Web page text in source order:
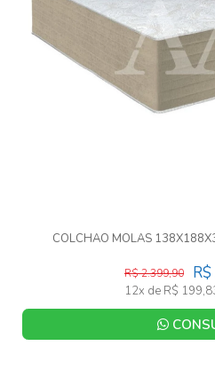
COLCHAO MOLAS
R$ 2.399,90
12x de R$